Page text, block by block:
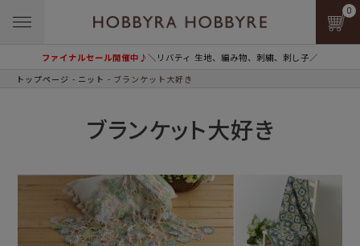
ファイナルセール開催中♪＼リバティ 生地、編み物、刺繍、刺し子／
0
トップページ ニット ブランケット大好き
ブランケット大好き